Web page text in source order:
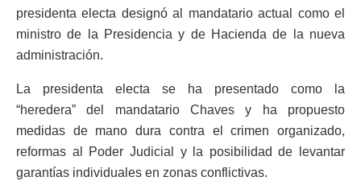
presidenta electa designó al mandatario actual como el
ministro de la Presidencia y de Hacienda de la nueva
administración.
La presidenta electa se ha presentado como la
“heredera” del mandatario Chaves y ha propuesto
medidas de mano dura contra el crimen organizado,
reformas al Poder Judicial y la posibilidad de levantar
garantías individuales en zonas conflictivas.